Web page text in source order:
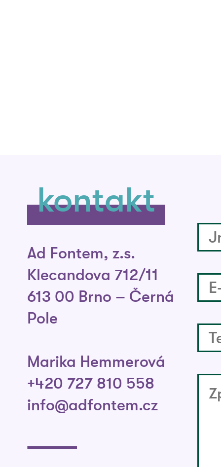
kontakt
Ad Fontem, z.s.
Klecandova 712/11
613 00 Brno – Černá
Pole
Marika Hemmerová
+420 727 810 558
info@adfontem.cz